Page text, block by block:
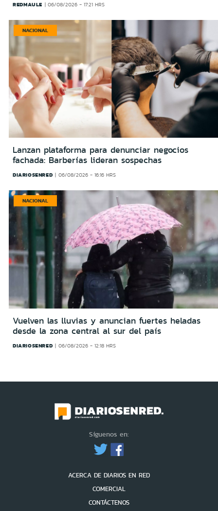
REDMAULE 06/08/2026 - 17:21 HRS
NACIONAL
Lanzan plataforma para denunciar negocios
fachada: Barberías lideran sospechas
DIARIOSENRED 06/08/2026 - 16:16 HRS
NACIONAL
Vuelven las lluvias y anuncian fuertes heladas
desde la zona central al sur del país
DIARIOSENRED 06/08/2026 - 12:18 HRS
Síguenos en:
ACERCA DE DIARIOS EN RED
COMERCIAL
CONTÁCTENOS